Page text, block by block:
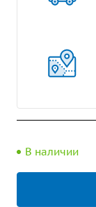
В наличии